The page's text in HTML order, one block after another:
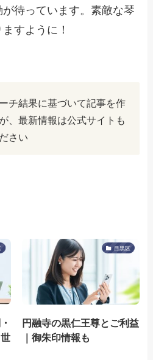
待っています。素敵な琴
すように！
チ結果に基づいて記事を作
、最新情報は公式サイトも
さい
目黒区
円融寺の黒仁王尊とご利益
｜御朱印情報も